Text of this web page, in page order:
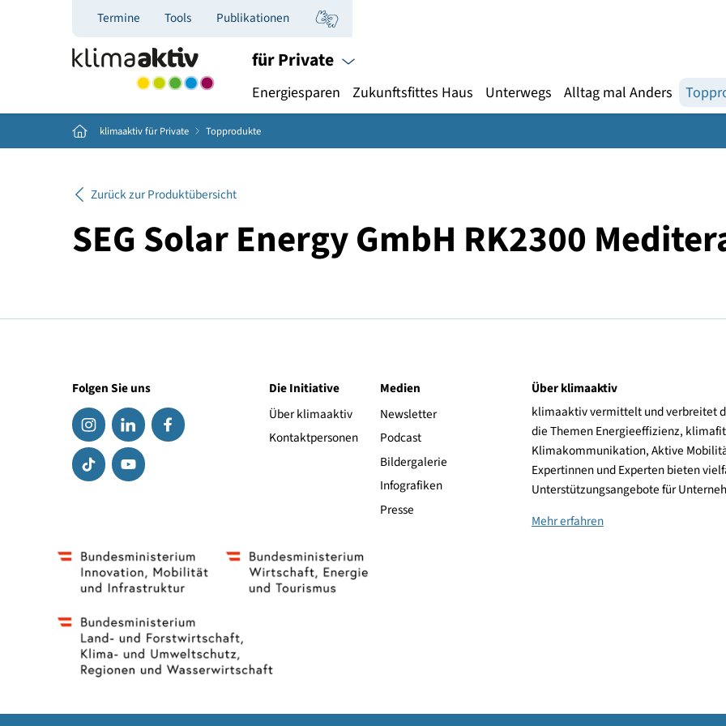
Termine Tools Publikationen
für Private
Energiesparen Zukunftsfittes Haus Unterwegs Alltag mal
Home klimaaktiv für Private Topprodukte
SEG Solar Energy GmbH RK2300
Folgen Sie uns
Die Initiative
Über klimaaktiv
Kontaktpersonen
Newsletter
Podcast
Über klimaaktiv
klimaaktiv vermittelt
die Themen
Klimakommunikation,
Expertinnen und